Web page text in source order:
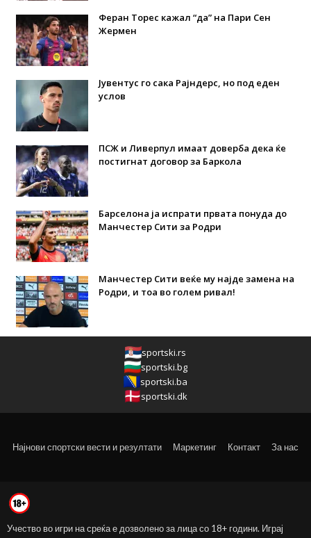
Феран Торес кажал “да” на Пари Сен
Жермен
Јувентус го сака Рајндерс, но под еден
услов
ПСЖ и Ливерпул имаат доверба дека ќе
постигнат договор за Баркола
Барселона ја испрати првата понуда до
Манчестер Сити за Родри
Манчестер Сити веќе му најде замена на
Родри, и тоа во голем ривал!
sportski.rs
sportski.bg
sportski.ba
sportski.dk
Најнови спортски вести и резултати Маркетинг Контакт За нас
Учество во игри на среќа е дозволено за лица со 18+ години. Играј